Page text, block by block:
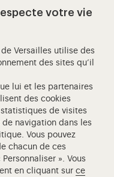
(ouverture
X (ouverture dans un
Instagram
notre YouTube
votre vie
Versailles utilise des
des sites qu’il
lui et les partenaires
des cookies
de visites
navigation dans les
Vous pouvez
chacun de ces
». Vous
en cliquant surce